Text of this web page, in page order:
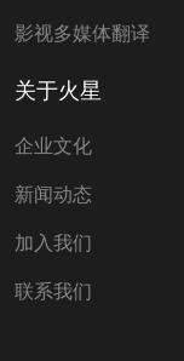
影视多媒体翻译
关于火星
企业文化
新闻动态
加入我们
联系我们